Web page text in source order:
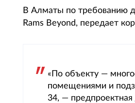
В Алматы по требованию
Rams Beyond, передает
«По объекту —
помещениями и
34, —